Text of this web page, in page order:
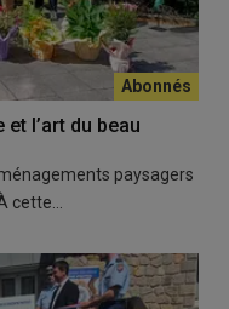
l’art du beau
paysagers
cette…